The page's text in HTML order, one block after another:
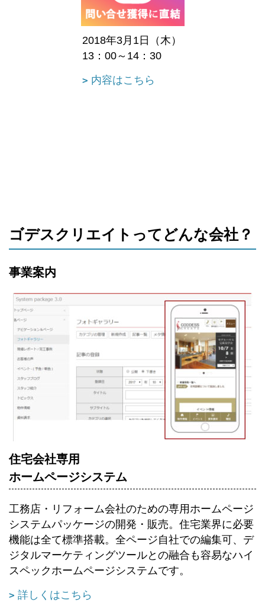
2018年3月1日（木）
13：00～14：30
内容はこちら
ゴデスクリエイトってどんな会社？
事業案内
住宅会社専用
ホームページシステム
工務店・リフォーム会社のための専用ホームページ
システムパッケージの開発・販売。住宅業界に必要
機能は全て標準搭載。全ページ自社での編集可、デ
ジタルマーケティングツールとの融合も容易なハイ
スペックホームページシステムです。
詳しくはこちら